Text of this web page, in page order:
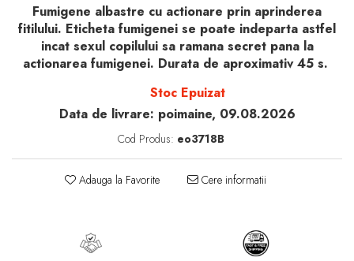
Fumigene albastre cu actionare prin aprinderea
fitilului. Eticheta fumigenei se poate indeparta astfel
incat sexul copilului sa ramana secret pana la
actionarea fumigenei. Durata de aproximativ 45 s.
Stoc Epuizat
Data de livrare: poimaine, 09.08.2026
Cod Produs: eo3718B
Adauga la Favorite Cere informatii